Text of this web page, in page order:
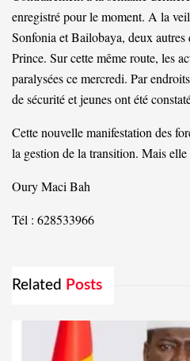
enregistré pour le moment. A la
Sonfonia et Bailobaya, deux
Prince. Sur cette même route, les
paralysées ce mercredi. Par
de sécurité et jeunes ont été
Cette nouvelle manifestation des
la gestion de la transition. Mais elle
Oury Maci Bah
Tél : 628533966
Related Posts